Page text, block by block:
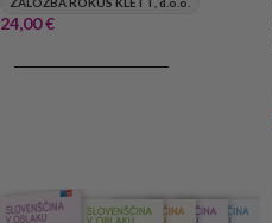
ZALOŽBA ROKUS KLETT, d.o.o.
24,00€